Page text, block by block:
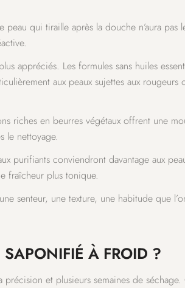
qui tiraille après la douche n’aura pas
appréciés. Les formules sans huiles
aux peaux sujettes aux rougeurs
riches en beurres végétaux offrent une
le nettoyage.
purifiants conviendront davantage aux
fraîcheur plus tonique.
senteur, une texture, une habitude que
À FROID ?
et plusieurs semaines de séchage.